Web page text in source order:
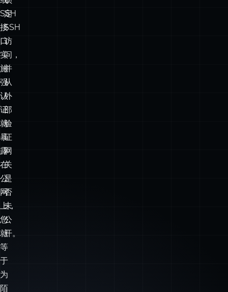
控
制
或
SSH
接
口
实
施
强
认
证
就
暴
露
在
公
网
上，
您
就
等
暴
露，
锁
定
SSH
访
问，
并
从
外
部
验
证
网
关
是
否
未
公
开。